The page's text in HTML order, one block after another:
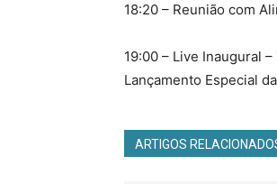
18:20 – Reunião com
19:00 – Live Inaugural
Lançamento Especial
ARTIGOS